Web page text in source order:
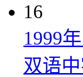
16
1999
双语